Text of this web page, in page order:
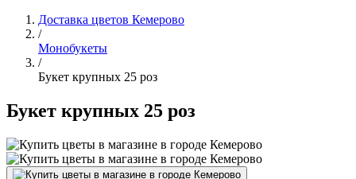
Доставка цветов Кемерово
/
Монобукеты
/
Букет крупных 25 роз
Букет крупных 25 роз